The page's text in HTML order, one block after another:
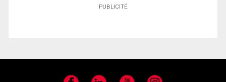
PUBLICITÉ